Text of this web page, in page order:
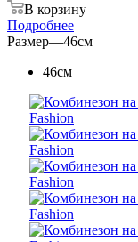
В корзину
Подробнее
Размер—46см
46см